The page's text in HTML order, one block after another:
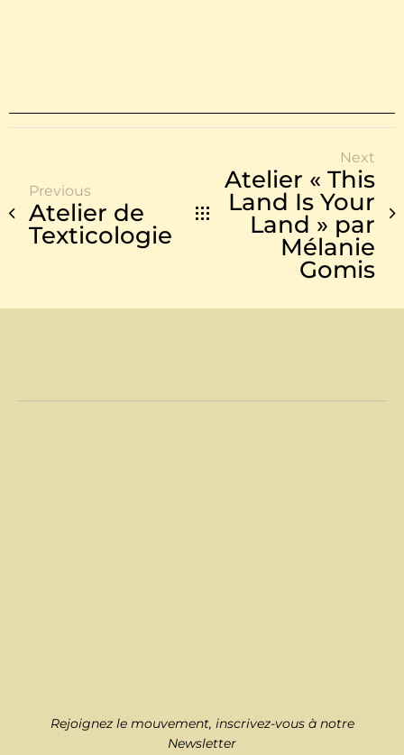
Previous
Atelier de
Texticologie
Next
Atelier « This
Land Is Your
Land » par
Mélanie
Gomis
Rejoignez le mouvement, inscrivez-vous à notre
Newsletter